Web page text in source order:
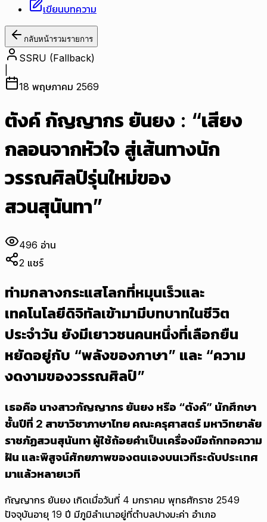
เขียนบทความ
กลับหน้ารวมรายการ
SSRU (Fallback)
18 พฤษภาคม 2569
ตังค์ กัญญากร ยันยง : “เสียง
กลอนจากหัวใจ สู่เส้นทางนัก
วรรณศิลป์รุ่นใหม่ของ
สวนสุนันทา”
496 อ่าน
2 แชร์
ท่ามกลางกระแสโลกที่หมุนเร็วและ
เทคโนโลยีดิจิทัลเข้ามามีบทบาทในชีวิต
ประจำวัน ยังมีเยาวชนคนหนึ่งที่เลือกยืน
หยัดอยู่กับ “พลังของภาษา” และ “ความ
งดงามของวรรณศิลป์”
เธอคือ นางสาวกัญญากร ยันยง หรือ “ตังค์” นักศึกษา
ชั้นปีที่ 2 สาขาวิชาภาษาไทย คณะครุศาสตร์ มหาวิทยาลัย
ราชภัฏสวนสุนันทา ผู้ใช้ถ้อยคำเป็นเครื่องมือถักทอความ
ฝัน และพิสูจน์ศักยภาพของตนเองบนเวทีระดับประเทศ
มาแล้วหลายเวที
กัญญากร ยันยง เกิดเมื่อวันที่ 4 มกราคม พุทธศักราช 2549
ปัจจุบันอายุ 19 ปี มีภูมิลำเนาอยู่ที่ตำบลปางมะค่า อำเภอ